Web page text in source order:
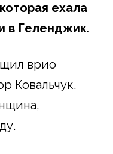
ехала
в Геленджик.
врио
Ковальчук.